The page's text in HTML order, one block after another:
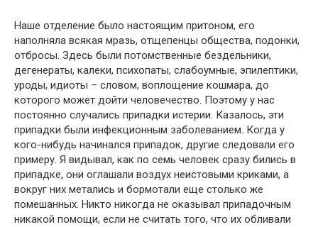
Наше отделение было настоящим притоном, его
наполняла всякая мразь, отщепенцы общества, подонки,
отбросы. Здесь были потомственные бездельники,
дегенераты, калеки, психопаты, слабоумные, эпилептики,
уроды, идиоты – словом, воплощение кошмара, до
которого может дойти человечество. Поэтому у нас
постоянно случались припадки истерии. Казалось, эти
припадки были инфекционным заболеванием. Когда у
кого-нибудь начинался припадок, другие следовали его
примеру. Я видывал, как по семь человек сразу бились в
припадке, они оглашали воздух неистовыми криками, а
вокруг них метались и бормотали еще столько же
помешанных. Никто никогда не оказывал припадочным
никакой помощи, если не считать того, что их обливали